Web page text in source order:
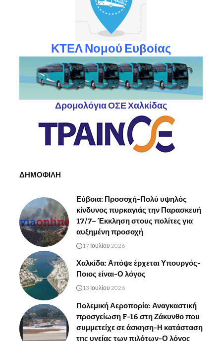
ΚΤΕΛ Νομού Ευβοίας
Δρομολόγια ΟΣΕ Χαλκίδας
ΔΗΜΟΦΙΛΗ
Εύβοια: Προσοχή-Πολύ υψηλός
κίνδυνος πυρκαγιάς την Παρασκευή
17/7– Έκκληση στους πολίτες για
αυξημένη προσοχή
17 Ιουλίου 2026
Χαλκίδα: Απόψε έρχεται Υπουργός-
Ποιος είναι-Ο λόγος
13 Ιουλίου 2026
Πολεμική Αεροπορία: Αναγκαστική
προσγείωση F-16 στη Ζάκυνθο που
συμμετείχε σε άσκηση-Η κατάσταση
της υγείας των πιλότων-Ο λόγος